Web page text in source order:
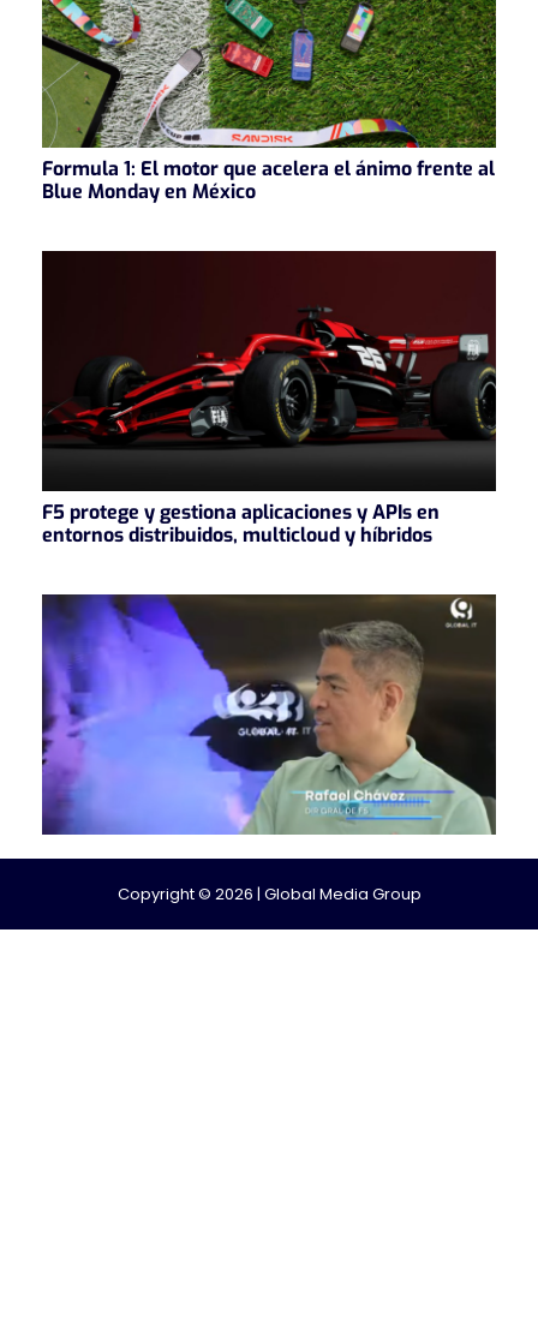
Formula 1: El motor que acelera el ánimo frente al
Blue Monday en México
F5 protege y gestiona aplicaciones y APIs en
entornos distribuidos, multicloud y híbridos